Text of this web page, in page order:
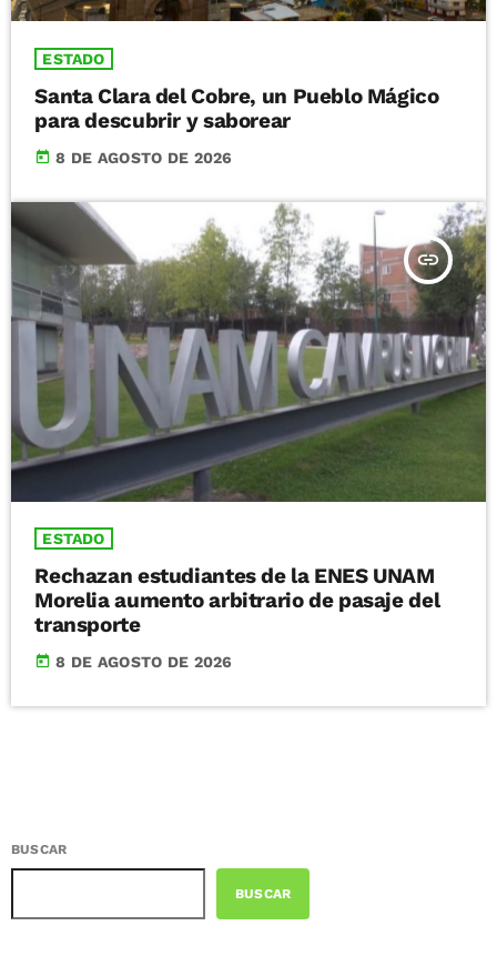
ESTADO
Santa Clara del Cobre, un Pueblo Mágico
para descubrir y saborear
today 8 DE AGOSTO DE 2026
insert_link
ESTADO
Rechazan estudiantes de la ENES UNAM
Morelia aumento arbitrario de pasaje del
transporte
today 8 DE AGOSTO DE 2026
BUSCAR
BUSCAR